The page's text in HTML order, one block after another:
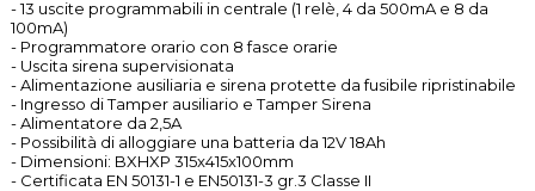
- 13 uscite programmabili in centrale (1 relè, 4 da 500mA e 8 da
100mA)
- Programmatore orario con 8 fasce orarie
- Uscita sirena supervisionata
- Alimentazione ausiliaria e sirena protette da fusibile ripristinabile
- Ingresso di Tamper ausiliario e Tamper Sirena
- Alimentatore da 2,5A
- Possibilità di alloggiare una batteria da 12V 18Ah
- Dimensioni: BXHXP 315x415x100mm
- Certificata EN 50131-1 e EN50131-3 gr.3 Classe II